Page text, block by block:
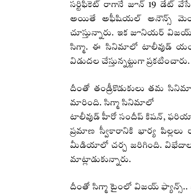
సర్టిఫికెట్ రాగానే జూన్ 19 డేట్
అయితే అఫీషియల్ అనౌన్స్ మెంట్
చూస్తున్నారు. ఇక జూనియర్
సిగ్మా. ఈ సినిమాలో టాలీవుడ్
విడుదల చేస్తున్నట్టుగా ప్రకటించారు.
దీంతో తండ్రీకొడుకులు తమ
మారింది. సిగ్మా సినిమాలో
టాలీవుడ్ హీరో సందీప్ కిషన్, ఫరియా
ప్రమాణ స్వీకారానికి భార్య
మీడియాలో చర్చ జరిగింది. విభేదాలతో
మాట్లాడుకున్నారు.
దీంతో సిగ్మా టైంలో విజయ్ ఫ్యాన్స్..